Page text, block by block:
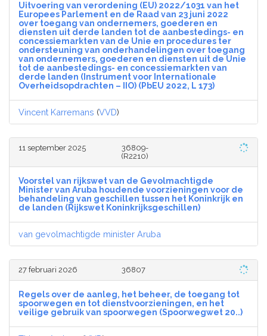
Uitvoering van verordening (EU) 2022/1031 van het
Europees Parlement en de Raad van 23 juni 2022
over toegang van ondernemers, goederen en
diensten uit derde landen tot de aanbestedings- en
concessiemarkten van de Unie en procedures ter
ondersteuning van onderhandelingen over toegang
van ondernemers, goederen en diensten uit de Unie
tot de aanbestedings- en concessiemarkten van
derde landen (Instrument voor Internationale
Overheidsopdrachten – IIO) (PbEU 2022, L 173)
Vincent Karremans (VVD)
11 september 2025
36809-
(R2210)
Voorstel van rijkswet van de Gevolmachtigde
Minister van Aruba houdende voorzieningen voor de
behandeling van geschillen tussen het Koninkrijk en
de landen (Rijkswet Koninkrijksgeschillen)
van gevolmachtigde minister Aruba
27 februari 2026 36807
Regels over de aanleg, het beheer, de toegang tot
spoorwegen en tot dienstvoorzieningen, en het
veilige gebruik van spoorwegen (Spoorwegwet 20..)